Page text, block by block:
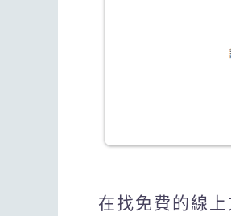
在找免費的線